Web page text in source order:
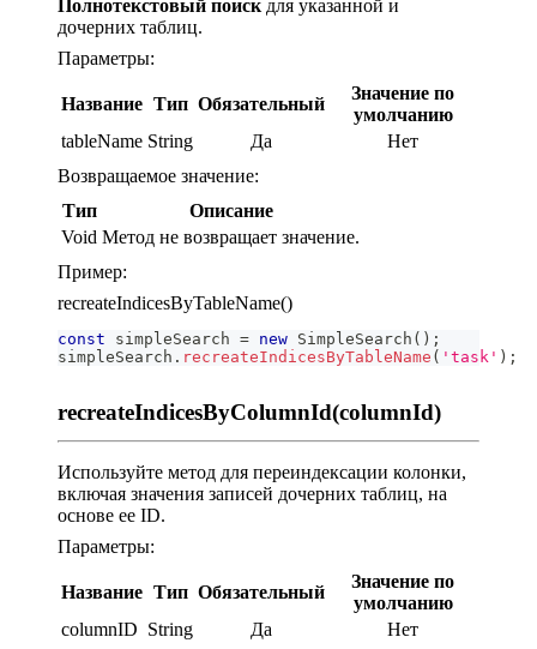
Полнотекстовый поиск для указанной и
дочерних таблиц.
Параметры:
Название Тип Обязательный
Значение по
умолчанию
tableName String Да
Нет
Возвращаемое значение:
Тип
Описание
Void Метод не возвращает значение.
Пример:
recreateIndicesByTableName()
const simpleSearch = new SimpleSearch ( ) ;
simpleSearch . recreateIndicesByTableName ( 'task' ) ;
recreateIndicesByColumnId(columnId)
Используйте метод для переиндексации колонки,
включая значения записей дочерних таблиц, на
основе ее ID.
Параметры:
Название Тип Обязательный
Значение по
умолчанию
columnID String Да
Нет